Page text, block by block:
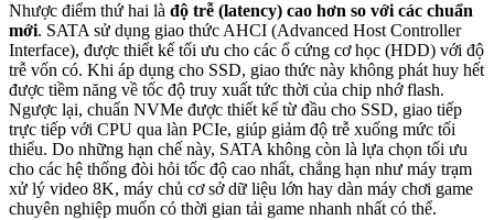
Nhược điểm thứ hai là độ trễ (latency) cao hơn so với các chuẩn
mới. SATA sử dụng giao thức AHCI (Advanced Host Controller
Interface), được thiết kế tối ưu cho các ổ cứng cơ học (HDD) với độ
trễ vốn có. Khi áp dụng cho SSD, giao thức này không phát huy hết
được tiềm năng về tốc độ truy xuất tức thời của chip nhớ flash.
Ngược lại, chuẩn NVMe được thiết kế từ đầu cho SSD, giao tiếp
trực tiếp với CPU qua làn PCIe, giúp giảm độ trễ xuống mức tối
thiểu. Do những hạn chế này, SATA không còn là lựa chọn tối ưu
cho các hệ thống đòi hỏi tốc độ cao nhất, chẳng hạn như máy trạm
xử lý video 8K, máy chủ cơ sở dữ liệu lớn hay dàn máy chơi game
chuyên nghiệp muốn có thời gian tải game nhanh nhất có thể.